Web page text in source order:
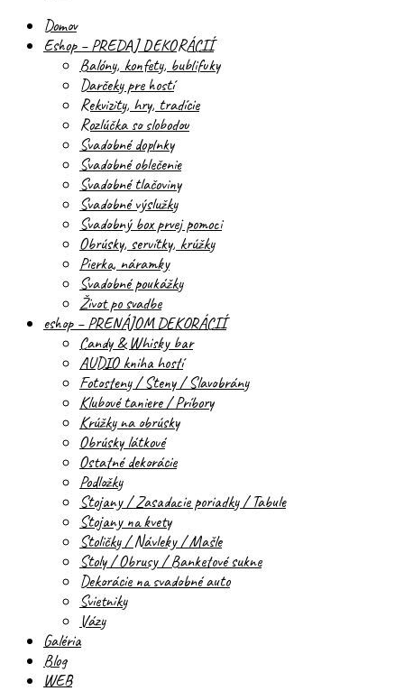
Domov
Eshop – PREDAJ DEKORÁCIÍ
Balóny, konfety, bublifuky
Darčeky pre hostí
Rekvizity, hry, tradície
Rozlúčka so slobodou
Svadobné doplnky
Svadobné oblečenie
Svadobné tlačoviny
Svadobné výslužky
Svadobný box prvej pomoci
Obrúsky, servítky, krúžky
Pierka, náramky
Svadobné poukážky
Život po svadbe
eshop – PRENÁJOM DEKORÁCIÍ
Candy & Whisky bar
AUDIO kniha hostí
Fotosteny / Steny / Slavobrány
Klubové taniere / Príbory
Krúžky na obrúsky
Obrúsky látkové
Ostatné dekorácie
Podložky
Stojany / Zasadacie poriadky / Tabule
Stojany na kvety
Stoličky / Návleky / Mašle
Stoly / Obrusy / Banketové sukne
Dekorácie na svadobné auto
Svietniky
Vázy
Galéria
Blog
WEB